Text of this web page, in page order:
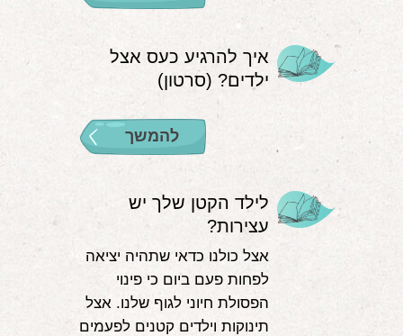
איך להרגיע כעס אצל
ילדים? (סרטון)
להמשך
לילד הקטן שלך יש
עצירות?
אצל כולנו כדאי שתהיה יציאה
לפחות פעם ביום כי פינוי
הפסולת חיוני לגוף שלנו. אצל
תינוקות וילדים קטנים לפעמים